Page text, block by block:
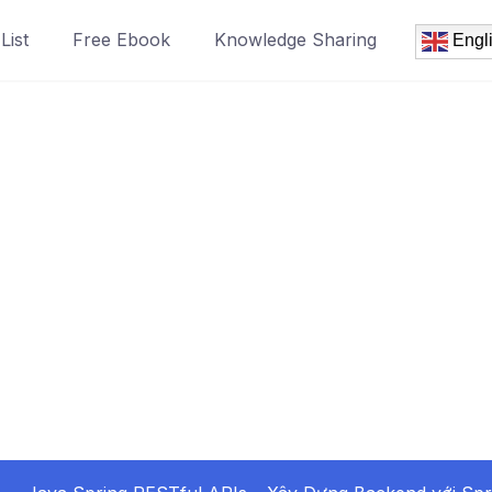
Free Ebook Knowledge Sharing